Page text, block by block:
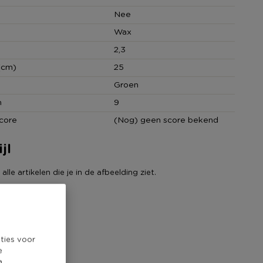
voor
Nee
Wax
2,3
25
Groen
9
(Nog) geen score bekend
artikelen die je in de afbeelding ziet.